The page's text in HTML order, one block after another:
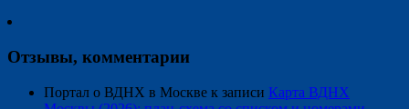
Отзывы, комментарии
Портал о ВДНХ в Москве к записи Карта ВДНХ